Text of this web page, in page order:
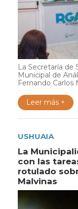
La Secretaría de
Municipal de
Fernando Carlos
Leer más +
USHUAIA
La
con las
rotulado
Malvinas